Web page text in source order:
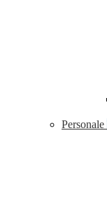
Personale